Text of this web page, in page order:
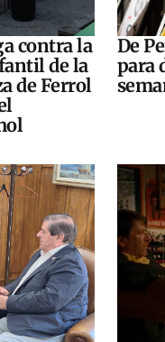
contra la
de la
de Ferrol
De
para